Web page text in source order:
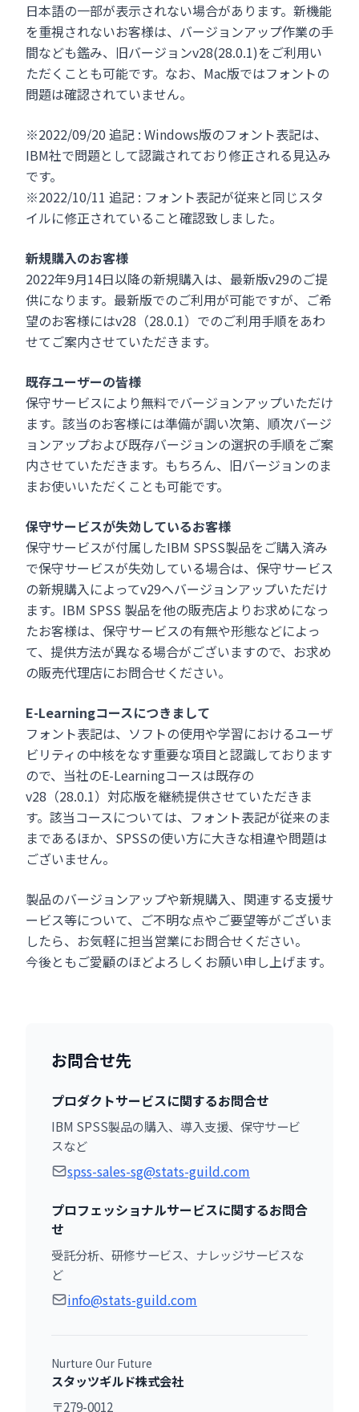
日本語の一部が表示されない場合があります。新機能
を重視されないお客様は、バージョンアップ作業の手
間なども鑑み、旧バージョンv28(28.0.1)をご利用い
ただくことも可能です。なお、Mac版ではフォントの
問題は確認されていません。
※2022/09/20 追記 : Windows版のフォント表記は、
IBM社で問題として認識されており修正される見込み
です。
※2022/10/11 追記 : フォント表記が従来と同じスタ
イルに修正されていること確認致しました。
新規購入のお客様
2022年9月14日以降の新規購入は、最新版v29のご提
供になります。最新版でのご利用が可能ですが、ご希
望のお客様にはv28（28.0.1）でのご利用手順をあわ
せてご案内させていただきます。
既存ユーザーの皆様
保守サービスにより無料でバージョンアップいただけ
ます。該当のお客様には準備が調い次第、順次バージ
ョンアップおよび既存バージョンの選択の手順をご案
内させていただきます。もちろん、旧バージョンのま
まお使いいただくことも可能です。
保守サービスが失効しているお客様
保守サービスが付属したIBM SPSS製品をご購入済み
で保守サービスが失効している場合は、保守サービス
の新規購入によってv29へバージョンアップいただけ
ます。IBM SPSS 製品を他の販売店よりお求めになっ
たお客様は、保守サービスの有無や形態などによっ
て、提供方法が異なる場合がございますので、お求め
の販売代理店にお問合せください。
E-Learningコースにつきまして
フォント表記は、ソフトの使用や学習におけるユーザ
ビリティの中核をなす重要な項目と認識しております
ので、当社のE-Learningコースは既存の
v28（28.0.1）対応版を継続提供させていただきま
す。該当コースについては、フォント表記が従来のま
まであるほか、SPSSの使い方に大きな相違や問題は
ございません。
製品のバージョンアップや新規購入、関連する支援サ
ービス等について、ご不明な点やご要望等がございま
したら、お気軽に担当営業にお問合せください。
今後ともご愛顧のほどよろしくお願い申し上げます。
お問合せ先
プロダクトサービスに関するお問合せ
IBM SPSS製品の購入、導入支援、保守サービ
スなど
spss-sales-sg@stats-guild.com
プロフェッショナルサービスに関するお問合
せ
受託分析、研修サービス、ナレッジサービスな
ど
info@stats-guild.com
Nurture Our Future
スタッツギルド株式会社
〒279-0012